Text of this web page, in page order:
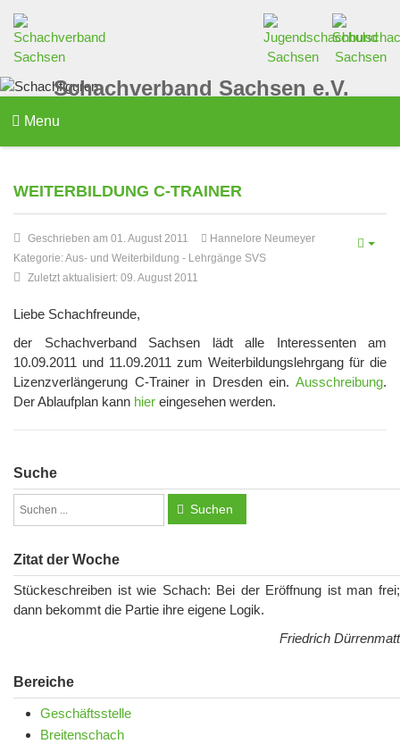
Schachverband Sachsen e.V.
Menu
WEITERBILDUNG C-TRAINER
Geschrieben am 01. August 2011
Hannelore Neumeyer
Kategorie:Aus- und Weiterbildung - Lehrgänge SVS
Zuletzt aktualisiert: 09. August 2011
Liebe Schachfreunde,
der Schachverband Sachsen lädt alle Interessenten am
10.09.2011 und 11.09.2011 zum Weiterbildungslehrgang für die
Lizenzverlängerung C-Trainer in Dresden ein. Ausschreibung.
Der Ablaufplan kann hier eingesehen werden.
Suche
Suchen
Zitat der Woche
Stückeschreiben ist wie Schach: Bei der Eröffnung ist man frei;
dann bekommt die Partie ihre eigene Logik.
Friedrich Dürrenmatt
Bereiche
Geschäftsstelle
Breitenschach